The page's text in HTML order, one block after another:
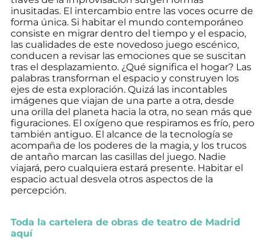
inusitadas. El intercambio entre las voces ocurre de
forma única. Si habitar el mundo contemporáneo
consiste en migrar dentro del tiempo y el espacio,
las cualidades de este novedoso juego escénico,
conducen a revisar las emociones que se suscitan
tras el desplazamiento. ¿Qué significa el hogar? Las
palabras transforman el espacio y construyen los
ejes de esta exploración. Quizá las incontables
imágenes que viajan de una parte a otra, desde
una orilla del planeta hacia la otra, no sean más que
figuraciones. El oxígeno que respiramos es frío, pero
también antiguo. El alcance de la tecnología se
acompaña de los poderes de la magia, y los trucos
de antaño marcan las casillas del juego. Nadie
viajará, pero cualquiera estará presente. Habitar el
espacio actual desvela otros aspectos de la
percepción.
Toda la cartelera de obras de teatro de Madrid
aquí